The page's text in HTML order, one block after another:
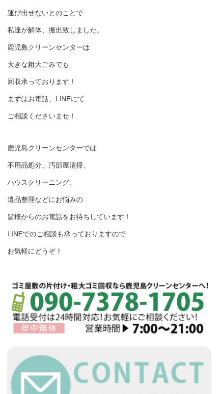
運び出せないとのことで
私達が解体、搬出致しました。
鹿児島クリーンセンターは
大きな粗大ごみでも
回収承っております！
まずはお電話、LINEにて
ご相談くださいませ！
鹿児島クリーンセンターでは
不用品処分、汚部屋清掃、
ハウスクリーニング、
遺品整理などにお悩みの
皆様からのお電話をお待ちしています！
LINEでのご相談も承っておりますので
お気軽にどうぞ！